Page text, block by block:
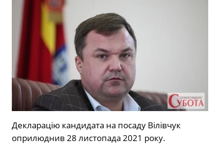
Декларацію кандидата на посаду Вілівчук
оприлюднив 28 листопада 2021 року.